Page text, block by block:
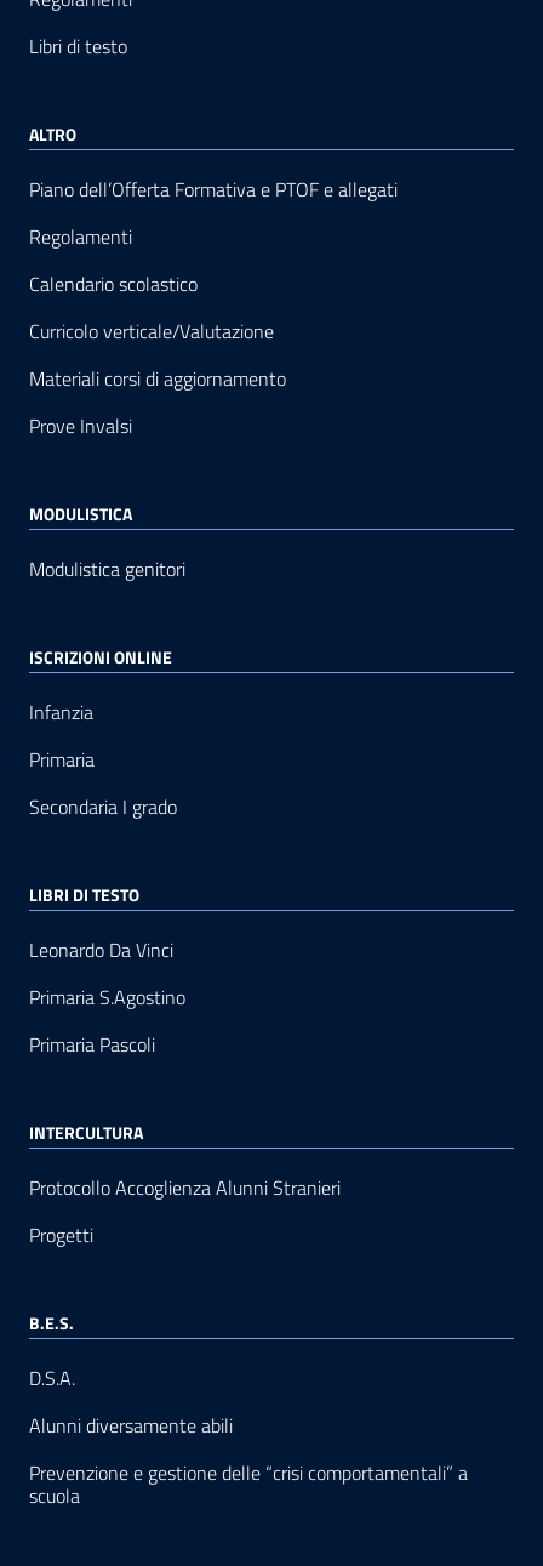
Libri di testo
ALTRO
Piano dell’Offerta Formativa e PTOF e allegati
Regolamenti
Calendario scolastico
Curricolo verticale/Valutazione
Materiali corsi di aggiornamento
Prove Invalsi
MODULISTICA
Modulistica genitori
ISCRIZIONI ONLINE
Infanzia
Primaria
Secondaria I grado
LIBRI DI TESTO
Leonardo Da Vinci
Primaria S.Agostino
Primaria Pascoli
INTERCULTURA
Protocollo Accoglienza Alunni Stranieri
Progetti
B.E.S.
D.S.A.
Alunni diversamente abili
Prevenzione e gestione delle “crisi comportamentali” a
scuola